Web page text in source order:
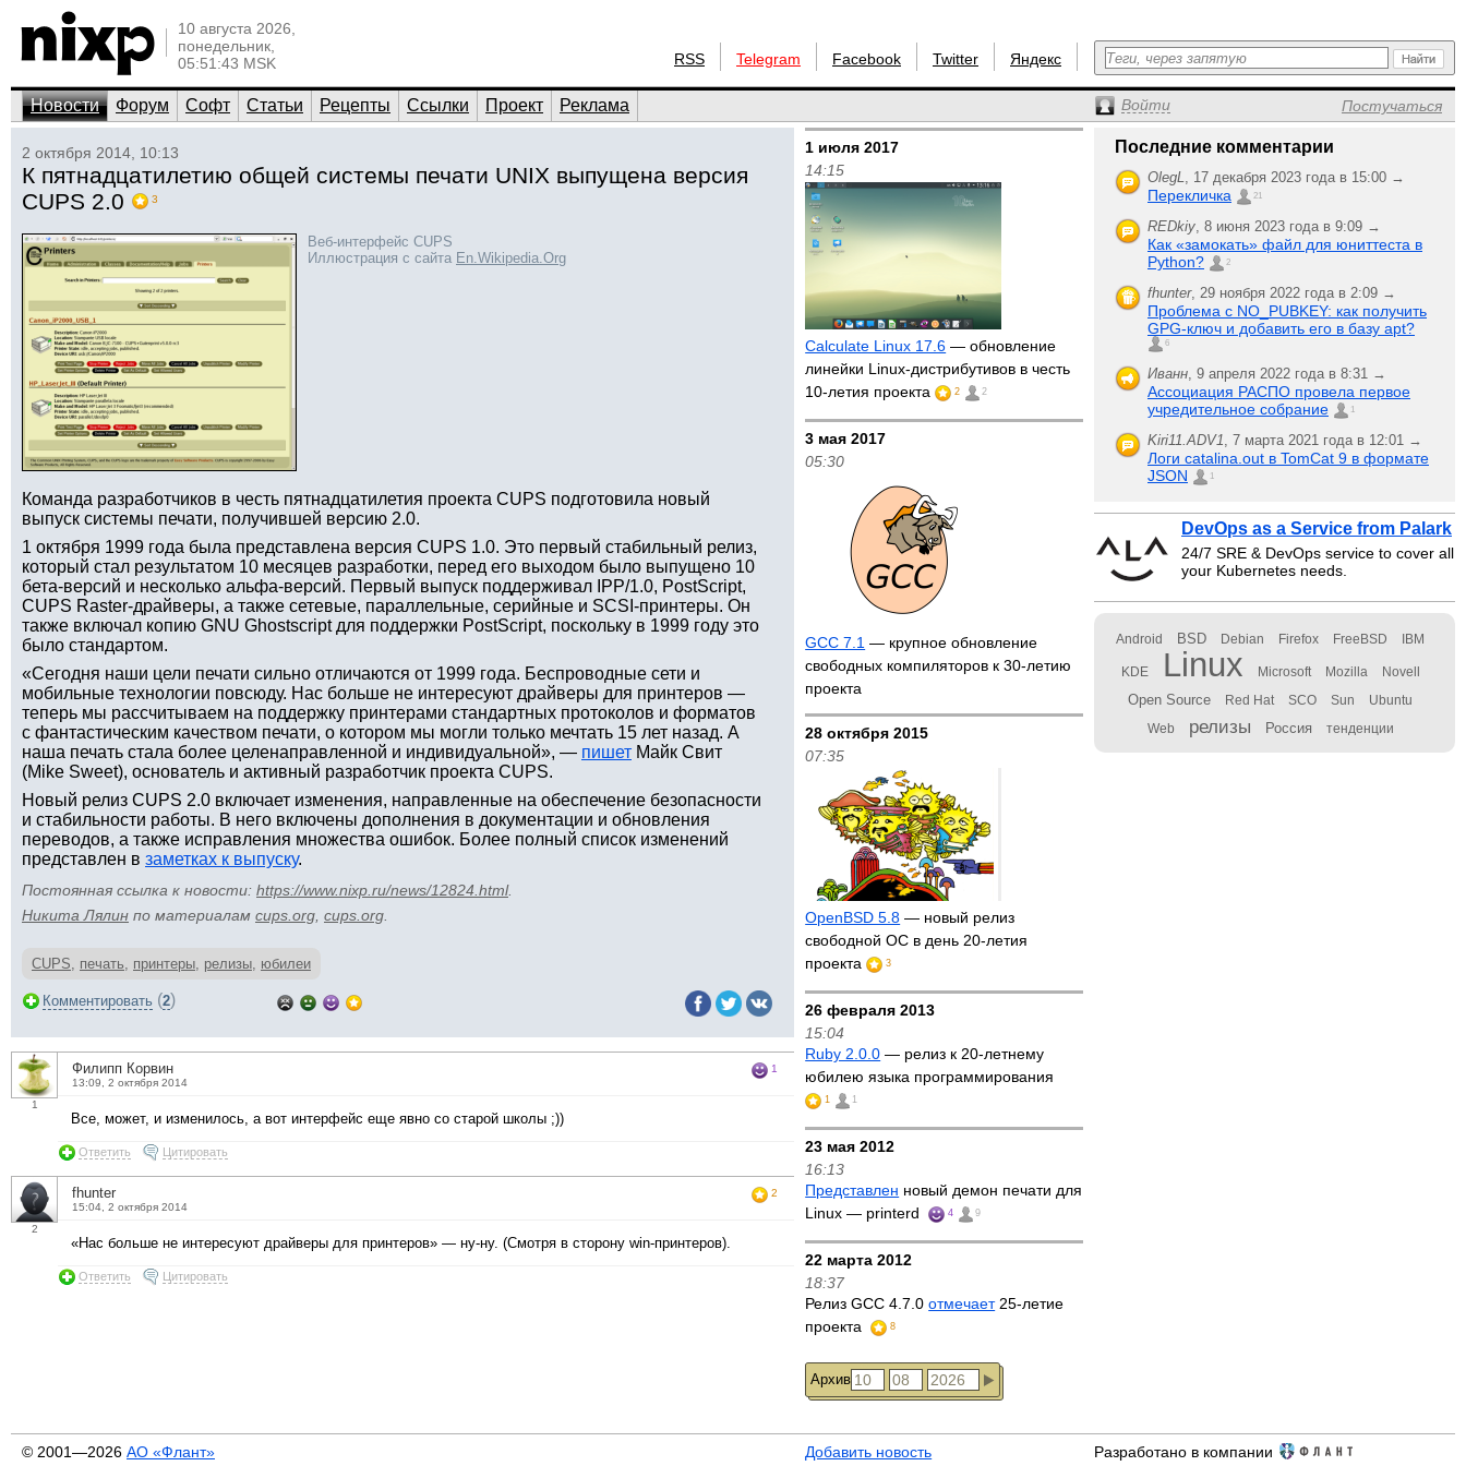
10 августа 2026,
понедельник,
05:51:43 MSK
RSS Telegram Facebook Twitter Яндекс
Новости Форум Софт Статьи Рецепты Ссылки Проект Реклама Войти Постучаться
2 октября 2014, 10:13
К пятнадцатилетию общей системы печати UNIX выпущена версия
CUPS 2.0
3
Веб-интерфейс CUPS
Иллюстрация с сайта En.Wikipedia.Org
Команда разработчиков в честь пятнадцатилетия проекта CUPS подготовила новый
выпуск системы печати, получившей версию 2.0.
1 октября 1999 года была представлена версия CUPS 1.0. Это первый стабильный релиз,
который стал результатом 10 месяцев разработки, перед его выходом было выпущено 10
бета-версий и несколько альфа-версий. Первый выпуск поддерживал IPP/1.0, PostScript,
CUPS Raster-драйверы, а также сетевые, параллельные, серийные и SCSI-принтеры. Он
также включал копию GNU Ghostscript для поддержки PostScript, поскольку в 1999 году это
было стандартом.
«Сегодня наши цели печати сильно отличаются от 1999 года. Беспроводные сети и
мобильные технологии повсюду. Нас больше не интересуют драйверы для принтеров —
теперь мы рассчитываем на поддержку принтерами стандартных протоколов и форматов
с фантастическим качеством печати, о котором мы могли только мечтать 15 лет назад. А
наша печать стала более целенаправленной и индивидуальной», — пишет Майк Свит
(Mike Sweet), основатель и активный разработчик проекта CUPS.
Новый релиз CUPS 2.0 включает изменения, направленные на обеспечение безопасности
и стабильности работы. В него включены дополнения в документации и обновления
переводов, а также исправления множества ошибок. Более полный список изменений
представлен в заметках к выпуску.
Постоянная ссылка к новости: https://www.nixp.ru/news/12824.html.
Никита Лялин по материалам cups.org cups.org
CUPS, печать, принтеры, релизы, юбилеи
Комментировать (2)
1
Филипп Корвин
13:09, 2 октября 2014
1
Все, может, и изменилось, а вот интерфейс еще явно со старой школы ;))
Ответить Цитировать
2
fhunter
15:04, 2 октября 2014
2
«Нас больше не интересуют драйверы для принтеров» — ну-ну. (Смотря в сторону win-принтеров).
Ответить Цитировать
1 июля 2017
14:15
Calculate Linux 17.6 — обновление
линейки Linux-дистрибутивов в честь
10-летия проекта
2 2
3 мая 2017
05:30
GCC 7.1 — крупное обновление
свободных компиляторов к 30-летию
проекта
28 октября 2015
07:35
OpenBSD 5.8 — новый релиз
свободной ОС в день 20-летия
проекта
3
26 февраля 2013
15:04
Ruby 2.0.0 — релиз к 20-летнему
юбилею языка программирования
1 1
23 мая 2012
16:13
Представлен новый демон печати для
Linux — printerd
4 9
22 марта 2012
18:37
Релиз GCC 4.7.0отмечает25-летие
проекта
8
Архив
Последние комментарии
OlegL, 17 декабря 2023 года в 15:00 →
Перекличка 21
REDkiy, 8 июня 2023 года в 9:09 →
Как «замокать» файл для юниттеста в
Python?
2
fhunter, 29 ноября 2022 года в 2:09 →
Проблема с NO_PUBKEY: как получить
GPG-ключ и добавить его в базу apt?
6
Иванн, 9 апреля 2022 года в 8:31 →
Ассоциация РАСПО провела первое
учредительное собрание
1
Kiri11.ADV1, 7 марта 2021 года в 12:01 →
Логи catalina.out в TomCat 9 в формате
JSON
1
DevOps as a Service from Palark
24/7 SRE & DevOps service to cover all
your Kubernetes needs.
Android BSD Debian Firefox FreeBSD IBM
KDE Linux Microsoft Mozilla Novell
Open Source Red Hat SCO Sun Ubuntu
Web релизы Россия тенденции
© 2001—2026 АО «Флант» Добавить новость Разработано в компании